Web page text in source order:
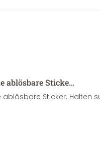
ablösbare Sticke…
Sticker. Halten